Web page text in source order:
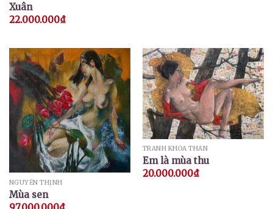
Xuân
22.000.000₫
NGUYỄN THỊNH
Mùa sen
TRANH KHỎA THÂN
Em là mùa thu
20.000.000₫